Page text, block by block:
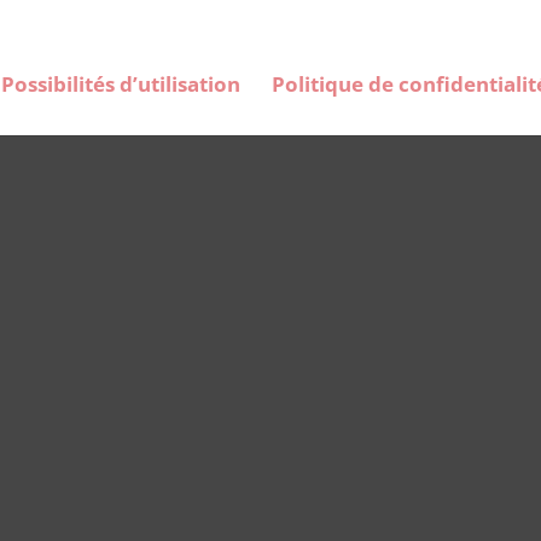
Possibilités d’utilisation Politique de